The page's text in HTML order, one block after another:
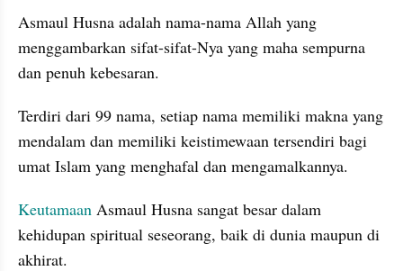
Asmaul Husna adalah nama-nama Allah yang
menggambarkan sifat-sifat-Nya yang maha sempurna
dan penuh kebesaran.
Terdiri dari 99 nama, setiap nama memiliki makna yang
mendalam dan memiliki keistimewaan tersendiri bagi
umat Islam yang menghafal dan mengamalkannya.
Keutamaan Asmaul Husna sangat besar dalam
kehidupan spiritual seseorang, baik di dunia maupun di
akhirat.